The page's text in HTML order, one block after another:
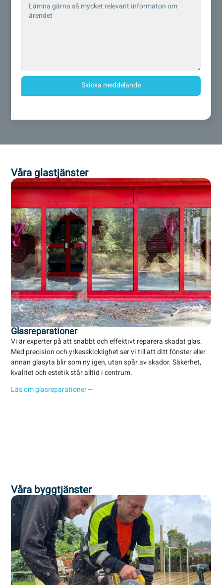
Skicka meddelande
Våra glastjänster
Glasreparationer
Vi är experter på att snabbt och effektivt reparera skadat glas.
Med precision och yrkesskicklighet ser vi till att ditt fönster eller
annan glasyta blir som ny igen, utan spår av skador. Säkerhet,
kvalitet och estetik står alltid i centrum.
Läs om glasreparationer
Våra byggtjänster